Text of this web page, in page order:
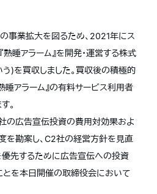
事業拡大を図るため、2021年にス
熟睡アラーム』を開発・運営する株式
う)を買収しました。買収後の積極的
睡アラーム』の有料サービス利用者
。
社の広告宣伝投資の費用対効果およ
を勘案し、C2社の経営方針を見直
優先するために広告宣伝への投資
とを本日開催の取締役会において